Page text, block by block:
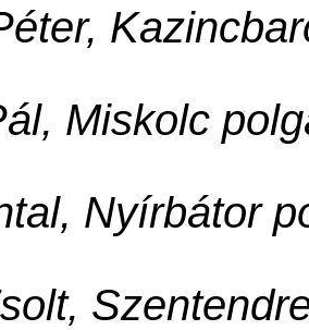
Miskolc
Nyírbátor